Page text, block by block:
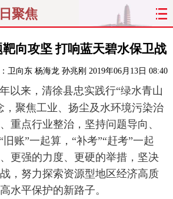
聚焦
聚焦 太原 山西
关注 文明 出行
曝光 综合 专题
理财 政务 教育
月读 最太原 网罗民生
晚报 热评
向攻坚 打响蓝天碧水保卫战
卫向东 杨海龙 孙兆刚 2019年06月13日 08:40
以来，清徐县忠实践行“绿水青山
，聚焦工业、扬尘及水环境污染治
重点行业整治，坚持问题导向、
账”一起算，“补考”“赶考”一起
更强的力度、更硬的举措，坚决
，努力探索资源型地区经济高质
水平保护的新路子。